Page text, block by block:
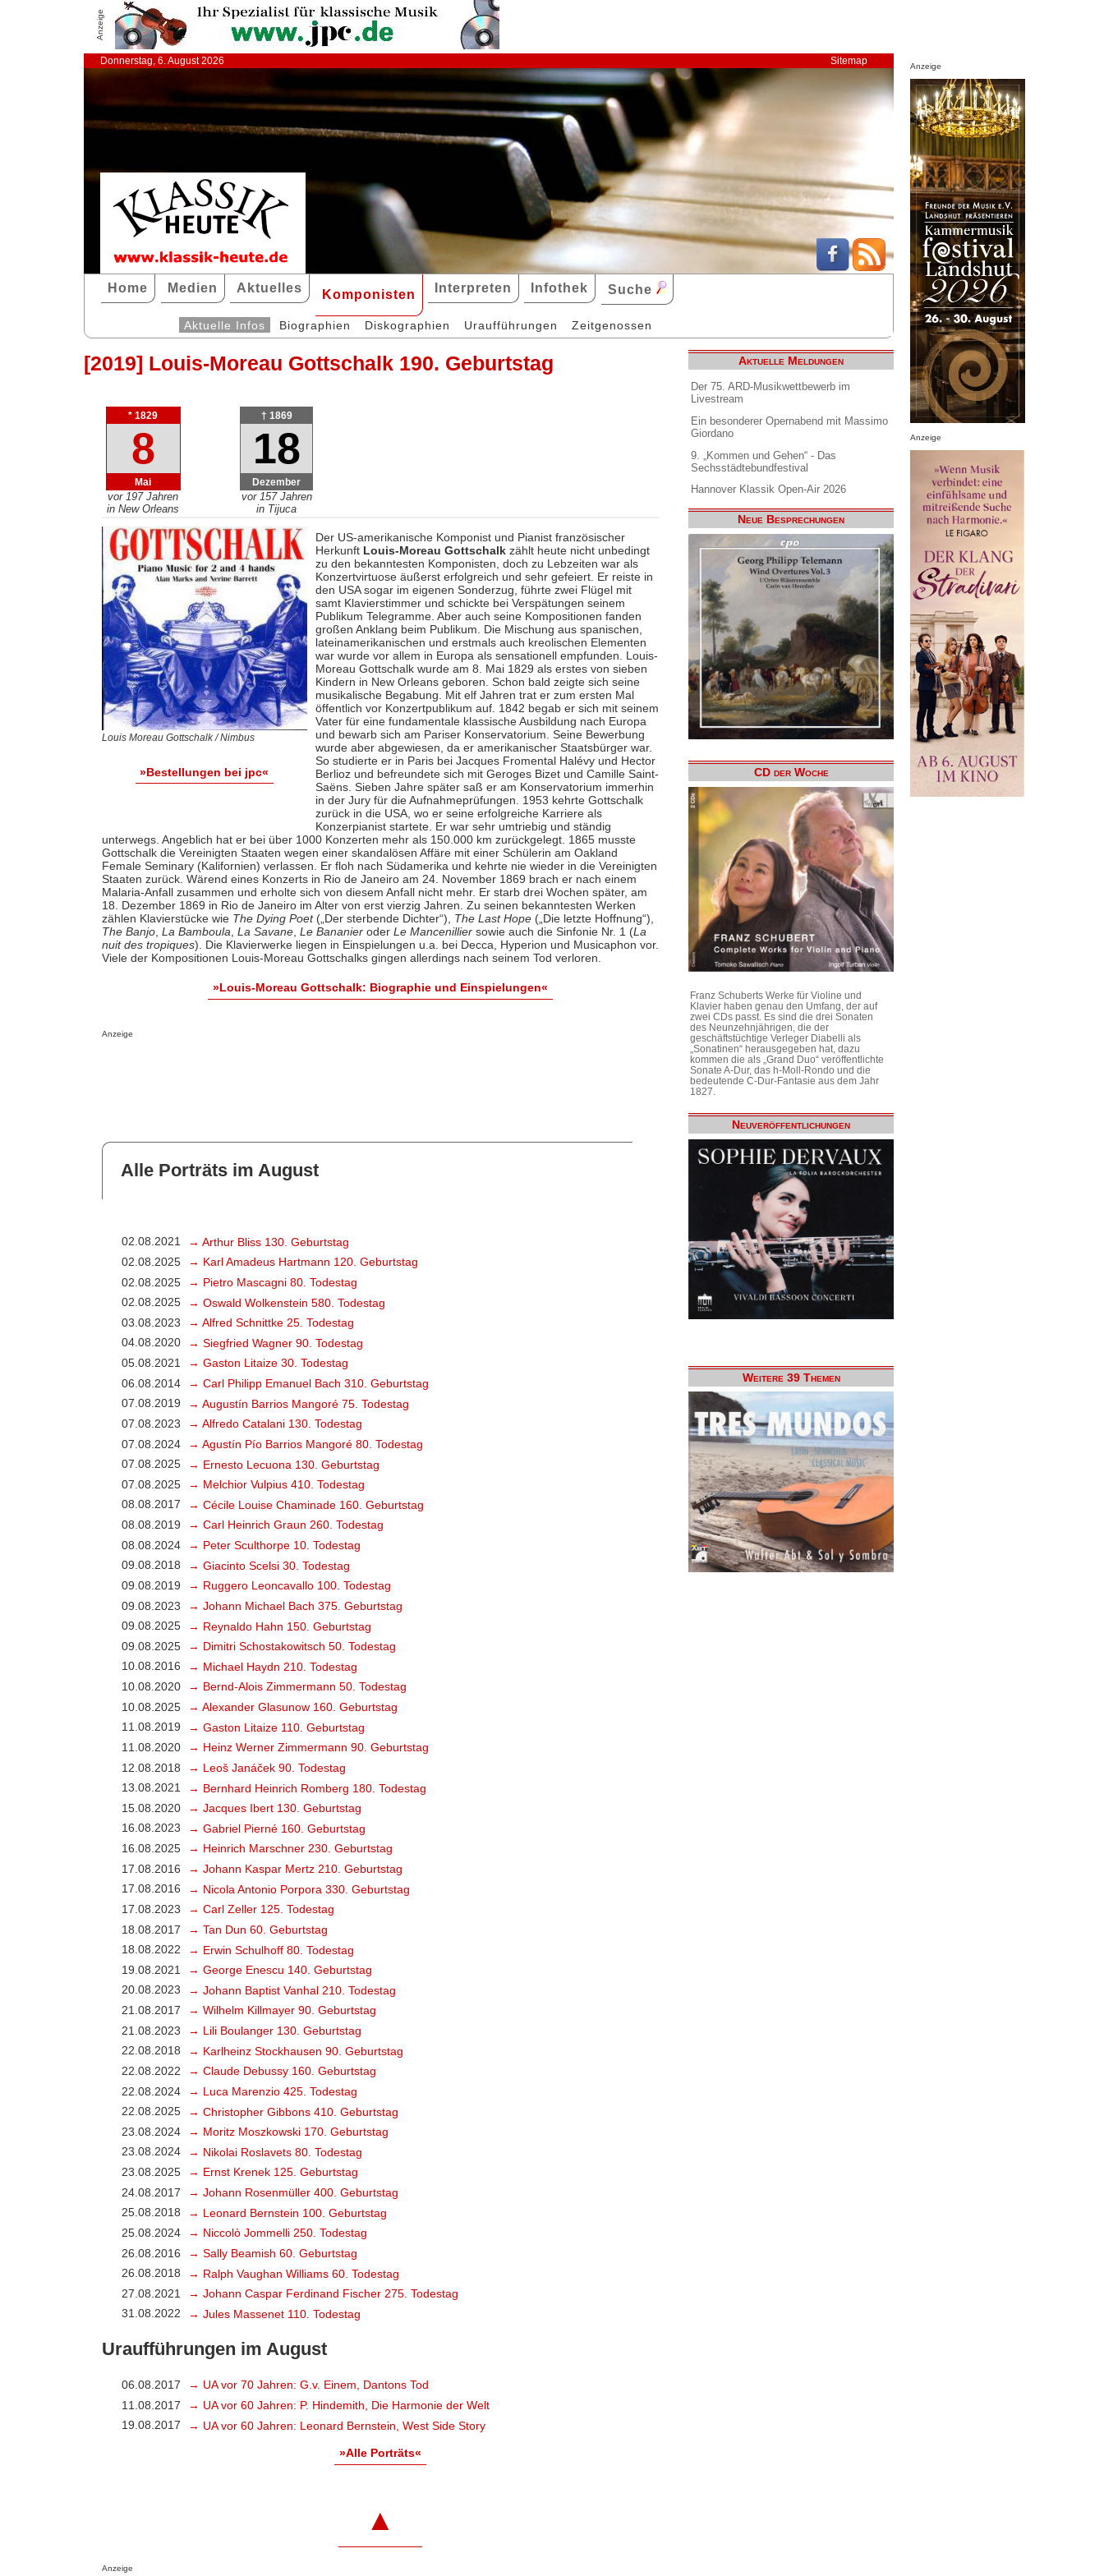
Anzeige
Donnerstag, 6. August 2026 Sitemap
Home Medien Aktuelles Komponisten Interpreten Infothek Suche
Aktuelle Infos Biographien Diskographien Uraufführungen Zeitgenossen
[2019] Louis-Moreau Gottschalk 190. Geburtstag
* 1829
8
Mai
vor 197 Jahren
in New Orleans
† 1869
18
Dezember
vor 157 Jahren
in Tijuca
Louis Moreau Gottschalk / Nimbus
»Bestellungen bei jpc«
Der US-amerikanische Komponist und Pianist französischer
Herkunft Louis-Moreau Gottschalkzählt heute nicht unbedingt
zu den bekanntesten Komponisten, doch zu Lebzeiten war als
Konzertvirtuose äußerst erfolgreich und sehr gefeiert. Er reiste in
den USA sogar im eigenen Sonderzug, führte zwei Flügel mit
samt Klavierstimmer und schickte bei Verspätungen seinem
Publikum Telegramme. Aber auch seine Kompositionen fanden
großen Anklang beim Publikum. Die Mischung aus spanischen,
lateinamerikanischen und erstmals auch kreolischen Elementen
war wurde vor allem in Europa als sensationell empfunden. Louis-
Moreau Gottschalk wurde am 8. Mai 1829 als erstes von sieben
Kindern in New Orleans geboren. Schon bald zeigte sich seine
musikalische Begabung. Mit elf Jahren trat er zum ersten Mal
öffentlich vor Konzertpublikum auf. 1842 begab er sich mit seinem
Vater für eine fundamentale klassische Ausbildung nach Europa
und bewarb sich am Pariser Konservatorium. Seine Bewerbung
wurde aber abgewiesen, da er amerikanischer Staatsbürger war.
So studierte er in Paris bei Jacques Fromental Halévy und Hector
Berlioz und befreundete sich mit Geroges Bizet und Camille Saint-
Saëns. Sieben Jahre später saß er am Konservatorium immerhin
in der Jury für die Aufnahmeprüfungen. 1953 kehrte Gottschalk
zurück in die USA, wo er seine erfolgreiche Karriere als
Konzerpianist startete. Er war sehr umtriebig und ständig
unterwegs. Angeblich hat er bei über 1000 Konzerten mehr als 150.000 km zurückgelegt. 1865 musste
Gottschalk die Vereinigten Staaten wegen einer skandalösen Affäre mit einer Schülerin am Oakland
Female Seminary (Kalifornien) verlassen. Er floh nach Südamerika und kehrte nie wieder in die Vereinigten
Staaten zurück. Wärend eines Konzerts in Rio de Janeiro am 24. November 1869 brach er nach einem
Malaria-Anfall zusammen und erholte sich von diesem Anfall nicht mehr. Er starb drei Wochen später, am
18. Dezember 1869 in Rio de Janeiro im Alter von erst vierzig Jahren. Zu seinen bekanntesten Werken
zählen Klavierstücke wie The Dying Poet(„Der sterbende Dichter“), The Last Hope(„Die letzte Hoffnung“),
The Banjo, La Bamboula La Savane, Le Bananieroder Le Mancenilliersowie auch die Sinfonie Nr. 1 (La
nuit des tropiques). Die Klavierwerke liegen in Einspielungen u.a. bei Decca, Hyperion und Musicaphon vor.
Viele der Kompositionen Louis-Moreau Gottschalks gingen allerdings nach seinem Tod verloren.
»Louis-Moreau Gottschalk: Biographie und Einspielungen«
Anzeige
Alle Porträts im August
02.08.2021
→ Arthur Bliss 130. Geburtstag
02.08.2025
→ Karl Amadeus Hartmann 120. Geburtstag
02.08.2025
→ Pietro Mascagni 80. Todestag
02.08.2025
→ Oswald Wolkenstein 580. Todestag
03.08.2023
→ Alfred Schnittke 25. Todestag
04.08.2020
→ Siegfried Wagner 90. Todestag
05.08.2021
→ Gaston Litaize 30. Todestag
06.08.2014
→ Carl Philipp Emanuel Bach 310. Geburtstag
07.08.2019
→ Augustín Barrios Mangoré 75. Todestag
07.08.2023
→ Alfredo Catalani 130. Todestag
07.08.2024
→ Agustín Pío Barrios Mangoré 80. Todestag
07.08.2025
→ Ernesto Lecuona 130. Geburtstag
07.08.2025
→ Melchior Vulpius 410. Todestag
08.08.2017
→ Cécile Louise Chaminade 160. Geburtstag
08.08.2019
→ Carl Heinrich Graun 260. Todestag
08.08.2024
→ Peter Sculthorpe 10. Todestag
09.08.2018
→ Giacinto Scelsi 30. Todestag
09.08.2019
→ Ruggero Leoncavallo 100. Todestag
09.08.2023
→ Johann Michael Bach 375. Geburtstag
09.08.2025
→ Reynaldo Hahn 150. Geburtstag
09.08.2025
→ Dimitri Schostakowitsch 50. Todestag
10.08.2016
→ Michael Haydn 210. Todestag
10.08.2020
→ Bernd-Alois Zimmermann 50. Todestag
10.08.2025
→ Alexander Glasunow 160. Geburtstag
11.08.2019
→ Gaston Litaize 110. Geburtstag
11.08.2020
→ Heinz Werner Zimmermann 90. Geburtstag
12.08.2018
→ Leoš Janáček 90. Todestag
13.08.2021
→ Bernhard Heinrich Romberg 180. Todestag
15.08.2020
→ Jacques Ibert 130. Geburtstag
16.08.2023
→ Gabriel Pierné 160. Geburtstag
16.08.2025
→ Heinrich Marschner 230. Geburtstag
17.08.2016
→ Johann Kaspar Mertz 210. Geburtstag
17.08.2016
→ Nicola Antonio Porpora 330. Geburtstag
17.08.2023
→ Carl Zeller 125. Todestag
18.08.2017
→ Tan Dun 60. Geburtstag
18.08.2022
→ Erwin Schulhoff 80. Todestag
19.08.2021
→ George Enescu 140. Geburtstag
20.08.2023
→ Johann Baptist Vanhal 210. Todestag
21.08.2017
→ Wilhelm Killmayer 90. Geburtstag
21.08.2023
→ Lili Boulanger 130. Geburtstag
22.08.2018
→ Karlheinz Stockhausen 90. Geburtstag
22.08.2022
→ Claude Debussy 160. Geburtstag
22.08.2024
→ Luca Marenzio 425. Todestag
22.08.2025
→ Christopher Gibbons 410. Geburtstag
23.08.2024
→ Moritz Moszkowski 170. Geburtstag
23.08.2024
→ Nikolai Roslavets 80. Todestag
23.08.2025
→ Ernst Krenek 125. Geburtstag
24.08.2017
→ Johann Rosenmüller 400. Geburtstag
25.08.2018
→ Leonard Bernstein 100. Geburtstag
25.08.2024
→ Niccolò Jommelli 250. Todestag
26.08.2016
→ Sally Beamish 60. Geburtstag
26.08.2018
→ Ralph Vaughan Williams 60. Todestag
27.08.2021
→ Johann Caspar Ferdinand Fischer 275. Todestag
31.08.2022
→ Jules Massenet 110. Todestag
Uraufführungen im August
06.08.2017
→ UA vor 70 Jahren: G.v. Einem, Dantons Tod
11.08.2017
→ UA vor 60 Jahren: P. Hindemith, Die Harmonie der Welt
19.08.2017
→ UA vor 60 Jahren: Leonard Bernstein, West Side Story
»Alle Porträts«
▲
Anzeige
Aktuelle Meldungen
Der 75. ARD-Musikwettbewerb im
Livestream
Ein besonderer Opernabend mit Massimo
Giordano
9. „Kommen und Gehen“ - Das
Sechsstädtebundfestival
Hannover Klassik Open-Air 2026
Neue Besprechungen
CD der Woche
Franz Schuberts Werke für Violine und
Klavier haben genau den Umfang, der auf
zwei CDs passt. Es sind die drei Sonaten
des Neunzehnjährigen, die der
geschäftstüchtige Verleger Diabelli als
„Sonatinen“ herausgegeben hat, dazu
kommen die als „Grand Duo“ veröffentlichte
Sonate A-Dur, das h-Moll-Rondo und die
bedeutende C-Dur-Fantasie aus dem Jahr
1827.
Neuveröffentlichungen
Weitere 39 Themen
Anzeige
Anzeige